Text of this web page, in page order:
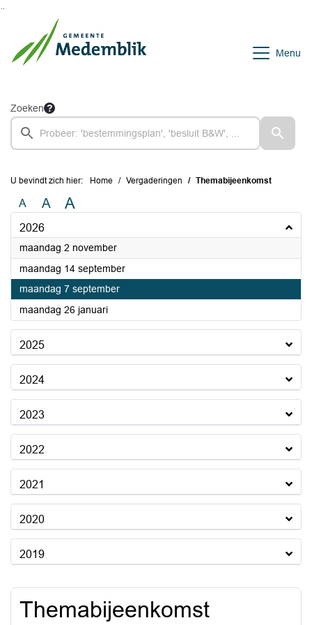
Menu
Zoeken
U bevindt zich hier: Home Vergaderingen Themabijeenkomst
A A A
2026
maandag 2 november2026
maandag 14 september2026
maandag 7 september2026
maandag 26 januari2026
2025
2024
2023
2022
2021
2020
2019
Themabijeenkomst